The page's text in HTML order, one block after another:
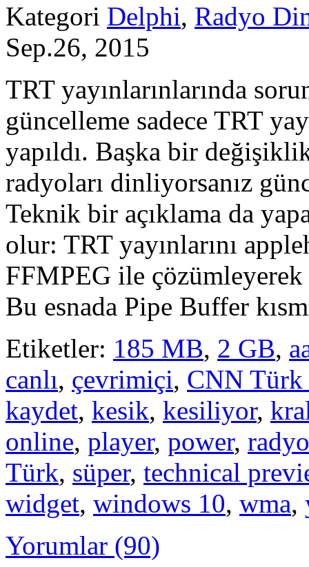
Kategori Delphi, Radyo
Sep.26, 2015
TRT yayınlarınlarında
güncelleme sadece TRT
yapıldı. Başka bir
radyoları dinliyorsanız
Teknik bir açıklama da
olur: TRT yayınlarını
FFMPEG ile
Bu esnada Pipe Buffer
Etiketler: 185 MB, 2 GB,
canlı, çevrimiçi, CNN Türk
kaydet, kesik, kesiliyor,
online, player, power, radyo
Türk, süper, technical
widget, windows 10, wma,
Yorumlar (90)